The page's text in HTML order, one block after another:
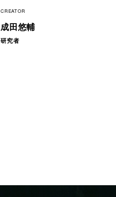
CREATOR
成田悠輔
研究者